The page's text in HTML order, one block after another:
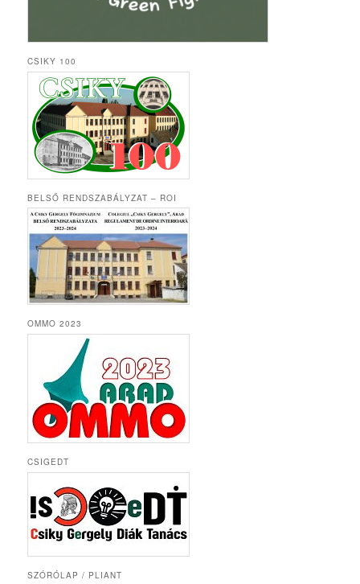
CSIKY 100
BELSŐ RENDSZABÁLYZAT – ROI
OMMO 2023
CSIGEDT
SZÓRÓLAP / PLIANT